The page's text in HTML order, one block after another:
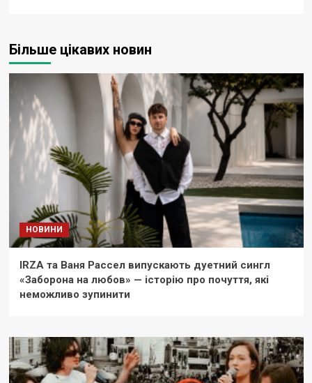
Більше цікавих новин
НОВИНИ
IRZA та Ваня Рассел випускають дуетний сингл
«Заборона на любов» — історію про почуття, які
неможливо зупинити